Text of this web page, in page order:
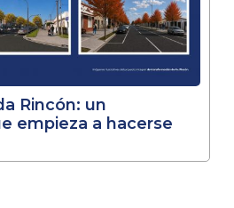
Rincón: un
empieza a hacerse